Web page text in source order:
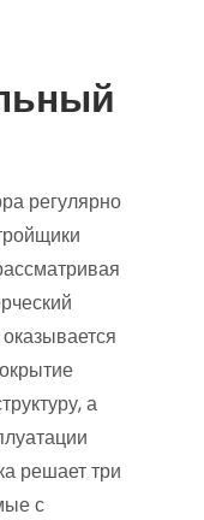
регулярно
а
решает три
с